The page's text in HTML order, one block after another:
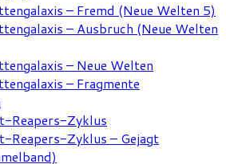
– Fremd (Neue Welten 5)
– Ausbruch (Neue Welten
– Neue Welten
– Fragmente
Reapers-Zyklus
Reapers-Zyklus – Gejagt